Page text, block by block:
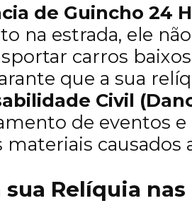
de Guincho 24
na estrada, ele
carros
que a sua
Civil
de eventos
materiais causados
sua Relíquia